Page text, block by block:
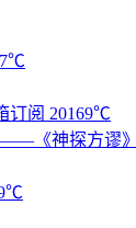
订阅 20169℃
——《神探方谬》